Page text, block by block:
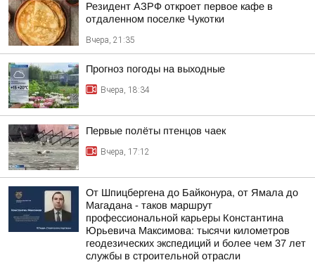
Резидент АЗРФ откроет первое кафе в
отдаленном поселке Чукотки
Вчера, 21:35
Прогноз погоды на выходные
Вчера, 18:34
Первые полёты птенцов чаек
Вчера, 17:12
От Шпицбергена до Байконура, от Ямала до
Магадана - таков маршрут
профессиональной карьеры Константина
Юрьевича Максимова: тысячи километров
геодезических экспедиций и более чем 37 лет
службы в строительной отрасли